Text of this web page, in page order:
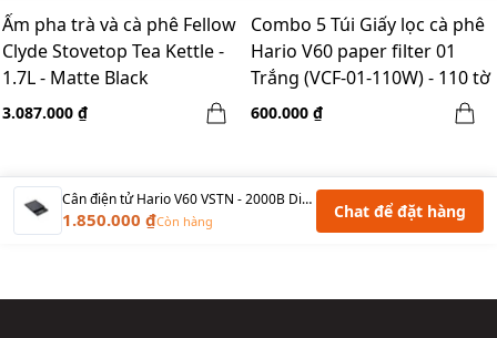
Ấm pha trà và cà phê Fellow
Clyde Stovetop Tea Kettle -
1.7L - Matte Black
3.087.000 ₫
Combo 5 Túi Giấy lọc cà phê
Hario V60 paper filter 01
Trắng (VCF-01-110W) - 110 tờ
- mẫu mới 2021
600.000 ₫
Cân điện tử Hario V60 VSTN - 2000B Digital timer Drip scale mới 2021
1.850.000 ₫Còn hàng Chat để đặt hàng